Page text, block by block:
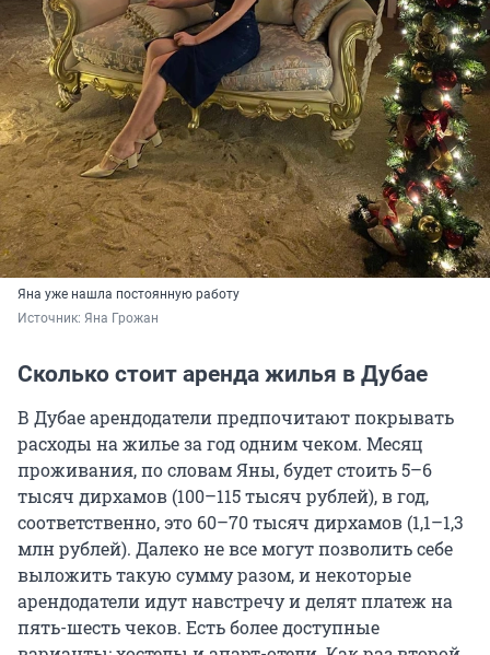
Яна уже нашла постоянную работу
Источник: Яна Грожан
Сколько стоит аренда жилья в Дубае
В Дубае арендодатели предпочитают покрывать
расходы на жилье за год одним чеком. Месяц
проживания, по словам Яны, будет стоить 5–6
тысяч дирхамов (100–115 тысяч рублей), в год,
соответственно, это 60–70 тысяч дирхамов (1,1–1,3
млн рублей). Далеко не все могут позволить себе
выложить такую сумму разом, и некоторые
арендодатели идут навстречу и делят платеж на
пять-шесть чеков. Есть более доступные